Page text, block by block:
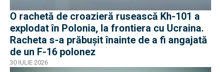
O rachetă de croazieră rusească Kh-101 a
explodat în Polonia, la frontiera cu Ucraina.
Racheta s-a prăbușit înainte de a fi angajată
de un F-16 polonez
30 IULIE 2026